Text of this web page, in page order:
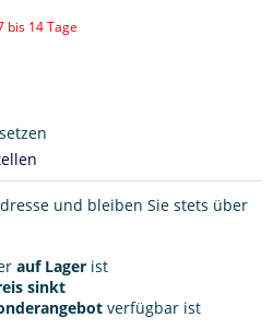
bis 14 Tage
und bleiben Sie stets über
auf Lager ist
sinkt
verfügbar ist